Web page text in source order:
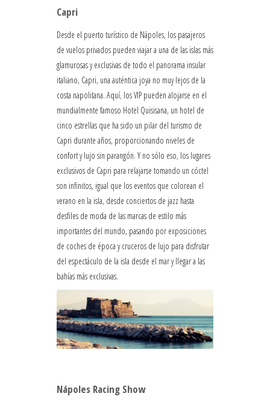
Capri
Desde el puerto turístico de Nápoles, los pasajeros
de vuelos privados pueden viajar a una de las islas más
glamurosas y exclusivas de todo el panorama insular
italiano, Capri, una auténtica joya no muy lejos de la
costa napolitana. Aquí, los VIP pueden alojarse en el
mundialmente famoso Hotel Quisisana, un hotel de
cinco estrellas que ha sido un pilar del turismo de
Capri durante años, proporcionando niveles de
confort y lujo sin parangón. Y no sólo eso, los lugares
exclusivos de Capri para relajarse tomando un cóctel
son infinitos, igual que los eventos que colorean el
verano en la isla, desde conciertos de jazz hasta
desfiles de moda de las marcas de estilo más
importantes del mundo, pasando por exposiciones
de coches de época y cruceros de lujo para disfrutar
del espectáculo de la isla desde el mar y llegar a las
bahías más exclusivas.
Nápoles Racing Show